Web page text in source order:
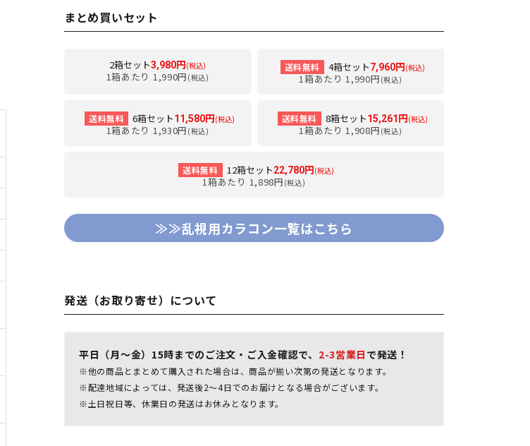
まとめ買いセット
2箱セット3,980円 (税込)
1箱あたり 1,990円 (税込)
送料無料 4箱セット7,960円 (税込)
1箱あたり 1,990円 (税込)
送料無料 6箱セット11,580円 (税込)
1箱あたり 1,930円 (税込)
送料無料 8箱セット15,261円 (税込)
1箱あたり 1,908円 (税込)
送料無料 12箱セット22,780円 (税込)
1箱あたり 1,898円 (税込)
≫≫乱視用カラコン一覧はこちら
発送（お取り寄せ）について
平日（月～金）15時までのご注文・ご入金確認で、 2-3営業日 で発送！
※他の商品とまとめて購入された場合は、商品が揃い次第の発送となります。
※配達地域によっては、発送後2～4日でのお届けとなる場合がございます。
※土日祝日等、休業日の発送はお休みとなります。